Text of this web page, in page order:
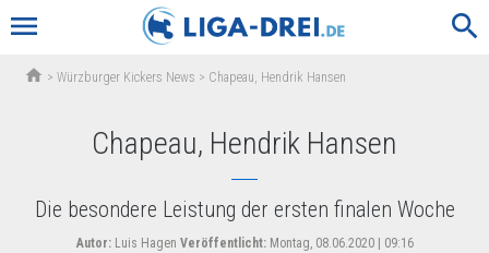
menu search
home >Würzburger Kickers News > Chapeau, Hendrik Hansen
Chapeau, Hendrik Hansen
Die besondere Leistung der ersten finalen Woche
Autor:Luis Hagen Veröffentlicht:Montag, 08.06.2020 | 09:16